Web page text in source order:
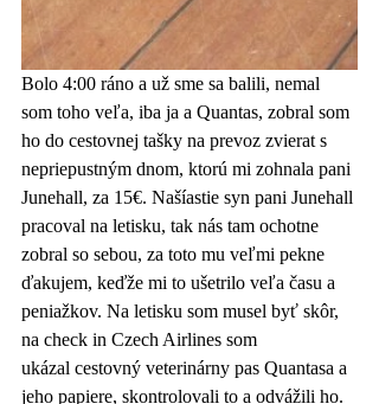
Bolo 4:00 ráno a už sme sa balili, nemal
som toho veľa, iba ja a Quantas, zobral som
ho do cestovnej tašky na prevoz zvierat s
nepriepustným dnom, ktorú mi zohnala pani
Junehall, za 15€. Našíastie syn pani Junehall
pracoval na letisku, tak nás tam ochotne
zobral so sebou, za toto mu veľmi pekne
ďakujem, keďže mi to ušetrilo veľa času a
peniažkov. Na letisku som musel byť skôr,
na check in Czech Airlines som
ukázal cestovný veterinárny pas Quantasa a
jeho papiere, skontrolovali to a odvážili ho.